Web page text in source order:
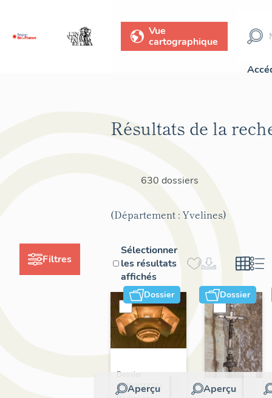
Vue
cartographique
Filtres
Résultats de la
630 dossiers
(Département : Yvelines)
Sélectionner
les résultats
affichés
Dossier
Aperçu
Dossier
IM78002723 |
Dossier
Aperçu